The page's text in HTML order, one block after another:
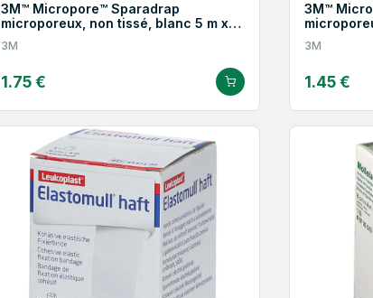
3M™ Micropore™ Sparadrap
microporeux, non tissé, blanc 5 m x
3M
1.75 €
3M™
3M
1.45 €